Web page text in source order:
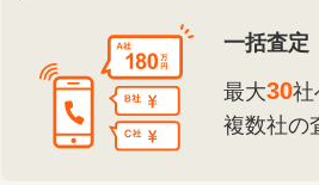
一括査定
最大30社
複数社の